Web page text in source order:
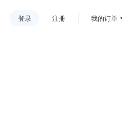
登录 注册 我的订单